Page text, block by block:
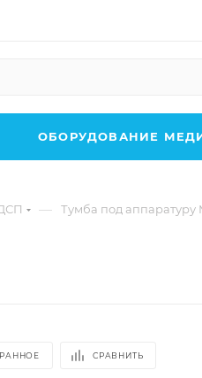
ОБОРУДОВАНИЕ
— Тумба под аппаратуру
СРАВНИТЬ